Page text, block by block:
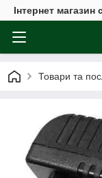
Інтернет
Товари та